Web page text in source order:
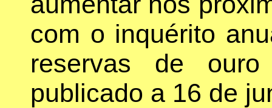
com o inquérito
reservas de
publicado a 16 de